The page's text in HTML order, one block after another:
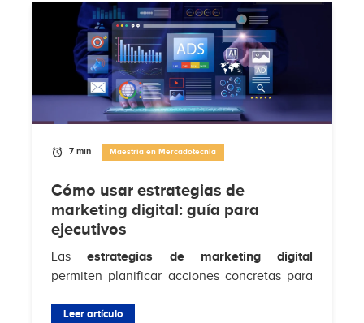
7 min Maestría en Mercadotecnia
Cómo usar estrategias de
marketing digital: guía para
ejecutivos
Lasestrategias de marketing digital
permiten planificar acciones concretas para
fortalecer la relación con la audiencia en...
Leer artículo